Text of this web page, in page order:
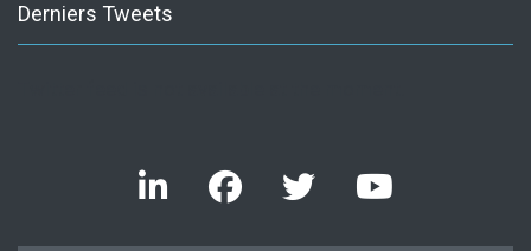
Derniers Tweets